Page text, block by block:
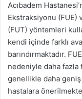
Acıbadem
Ekstraksiyonu (FUE)
(FUT) yöntemleri
kendi içinde farklı
barındırmaktadır.
nedeniyle daha
genellikle daha
hastalara